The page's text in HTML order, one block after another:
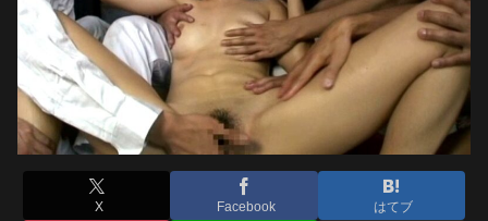
X Facebook はてブ